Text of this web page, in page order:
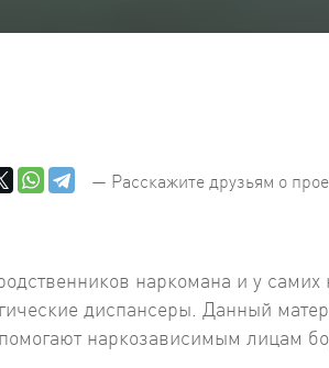
— Расскажите друзьям о
наркомана и у
диспансеры. Данный
наркозависимым лицам